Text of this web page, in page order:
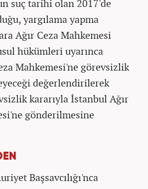
suç tarihi olan 2017'de
yargılama yapma
Ağır Ceza Mahkemesi
hükümleri uyarınca
Mahkemesi'ne görevsizlik
değerlendirilerek
kararıyla İstanbul Ağır
gönderilmesine
Başsavcılığı'nca